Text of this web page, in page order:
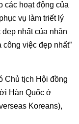
các hoạt động của
vụ làm triết lý
nhất của nhân
công việc đẹp nhất”
Chủ tịch Hội đồng
Hàn Quốc ở
Koreans),